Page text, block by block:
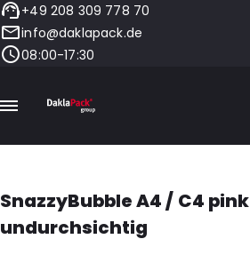
+49 208 309 778 70
info@daklapack.de
08:00-17:30
SnazzyBubble A4 / C4 pink
undurchsichtig